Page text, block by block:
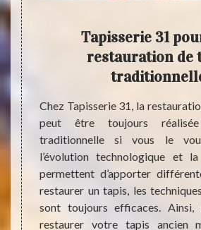
état.
être
êtes
la
31.
Tapisserie 31
restauration de
Chez Tapisserie 31, la
peut être toujours
traditionnelle si vous le
l’évolution technologique et
permettent d’apporter
restaurer un tapis, les
sont toujours efficaces. Ainsi,
restaurer votre tapis ancien